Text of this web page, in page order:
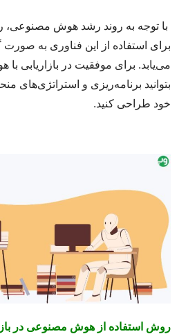
با توجه به روند رشد هوش مصنوعی،
برای استفاده از این فناوری به
می‌یابد. برای موفقیت در بازاریابی
بتوانید برنامه‌ریزی و استراتژی‌های
خود طراحی کنید.
روش استفاده از هوش مصنوعی در